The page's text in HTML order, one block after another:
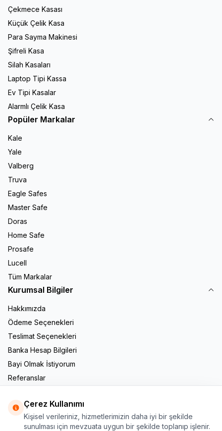
Çekmece Kasası
Küçük Çelik Kasa
Para Sayma Makinesi
Şifreli Kasa
Silah Kasaları
Laptop Tipi Kassa
Ev Tipi Kasalar
Alarmlı Çelik Kasa
Popüler Markalar
Kale
Yale
Valberg
Truva
Eagle Safes
Master Safe
Doras
Home Safe
Prosafe
Lucell
Tüm Markalar
Kurumsal Bilgiler
Hakkımızda
Ödeme Seçenekleri
Teslimat Seçenekleri
Banka Hesap Bilgileri
Bayi Olmak İstiyorum
Referanslar
Adres & İletişim
Adres
Çerez Kullanımı
Kişisel verileriniz, hizmetlerimizin daha iyi bir şekilde
sunulması için mevzuata uygun bir şekilde toplanıp işlenir.